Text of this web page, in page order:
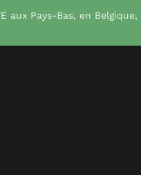
aux Pays-Bas, en